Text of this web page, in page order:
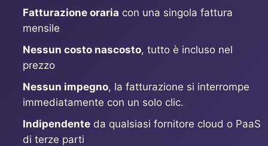
Mattermost
Fatturazione oraria con una singola fattura
mensile
Nessun costo nascosto, tutto è incluso nel
prezzo
Nessun impegno, la fatturazione si interrompe
immediatamente con un solo clic.
Indipendente da qualsiasi fornitore cloud o PaaS
di terze parti